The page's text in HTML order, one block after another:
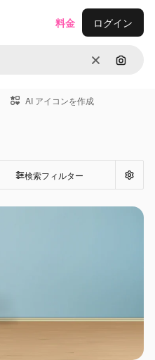
消去 画像で
料金 ログイン
AI アイコンを作成
検索フィルター